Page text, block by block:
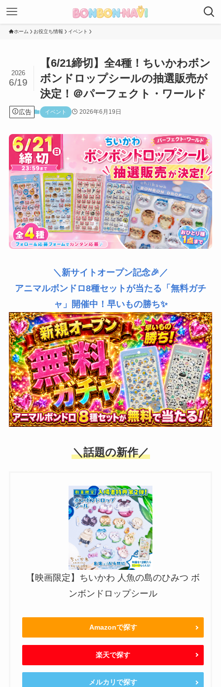
ホーム お役立ち情報 イベント
【6/21締切】全4種！ちいかわボン
ボンドロップシールの抽選販売が
決定！＠パーフェクト・ワールド
2026
6/19
広告 イベント 2026年6月19日
＼新サイトオープン記念🎉／
アニマルボンドロ8種セットが当たる「無料ガチ
ャ」開催中！早いもの勝ち✨
＼話題の新作／
【映画限定】ちいかわ 人魚の島のひみつ ボ
ンボンドロップシール
Amazonで探す
楽天で探す
メルカリで探す